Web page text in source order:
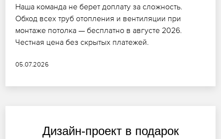
Наша команда не берет доплату за сложность.
Обход всех труб отопления и вентиляции при
монтаже потолка — бесплатно в августе 2026.
Честная цена без скрытых платежей.
05.07.2026
Дизайн-проект в подарок